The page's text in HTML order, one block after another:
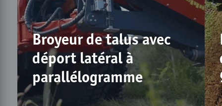
Broyeur de talus avec
déport latéral à
parallélogramme